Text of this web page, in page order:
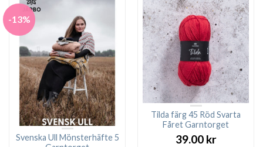
-13%
Svenska Ull Mönsterhäfte 5
Tilda färg 45 Röd Svarta
Fåret Garntorget
39.00 kr